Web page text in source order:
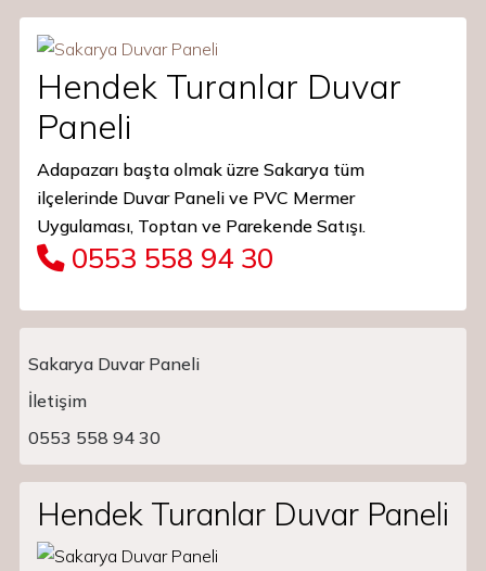
Hendek Turanlar Duvar
Paneli
Adapazarı başta olmak üzre Sakarya tüm
ilçelerinde Duvar Paneli ve PVC Mermer
Uygulaması, Toptan ve Parekende Satışı.
0553 558 94 30
Main Navigation
Sakarya Duvar Paneli
İletişim
0553 558 94 30
Hendek Turanlar Duvar Paneli